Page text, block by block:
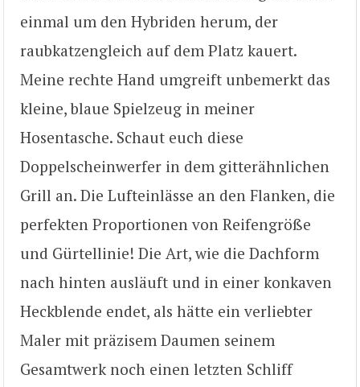
einmal um den Hybriden herum, der
raubkatzengleich auf dem Platz kauert.
Meine rechte Hand umgreift unbemerkt das
kleine, blaue Spielzeug in meiner
Hosentasche. Schaut euch diese
Doppelscheinwerfer in dem gitterähnlichen
Grill an. Die Lufteinlässe an den Flanken, die
perfekten Proportionen von Reifengröße
und Gürtellinie! Die Art, wie die Dachform
nach hinten ausläuft und in einer konkaven
Heckblende endet, als hätte ein verliebter
Maler mit präzisem Daumen seinem
Gesamtwerk noch einen letzten Schliff